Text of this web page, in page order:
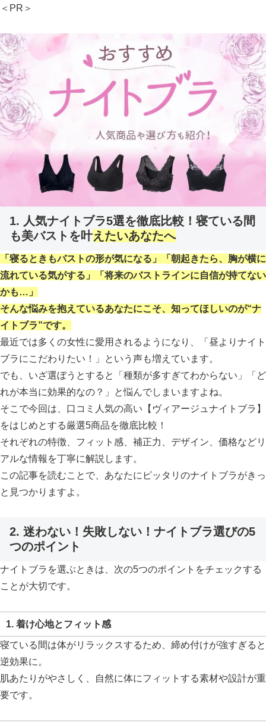
＜PR＞
1. 人気ナイトブラ5選を徹底比較！寝ている間
も美バストを叶えたいあなたへ
「寝るときもバストの形が気になる」「朝起きたら、胸が横に
流れている気がする」「将来のバストラインに自信が持てない
かも…」
そんな悩みを抱えているあなたにこそ、知ってほしいのが“ナ
イトブラ”です。
最近では多くの女性に愛用されるようになり、「昼よりナイト
ブラにこだわりたい！」という声も増えています。
でも、いざ選ぼうとすると「種類が多すぎてわからない」「ど
れが本当に効果的なの？」と悩んでしまいますよね。
そこで今回は、口コミ人気の高い【ヴィアージュナイトブラ】
をはじめとする厳選5商品を徹底比較！
それぞれの特徴、フィット感、補正力、デザイン、価格などリ
アルな情報を丁寧に解説します。
この記事を読むことで、あなたにピッタリのナイトブラがきっ
と見つかりますよ。
2. 迷わない！失敗しない！ナイトブラ選びの5
つのポイント
ナイトブラを選ぶときは、次の5つのポイントをチェックする
ことが大切です。
1. 着け心地とフィット感
寝ている間は体がリラックスするため、締め付けが強すぎると
逆効果に。
肌あたりがやさしく、自然に体にフィットする素材や設計が重
要です。